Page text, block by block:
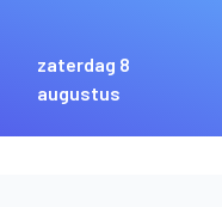
zaterdag 8
augustus